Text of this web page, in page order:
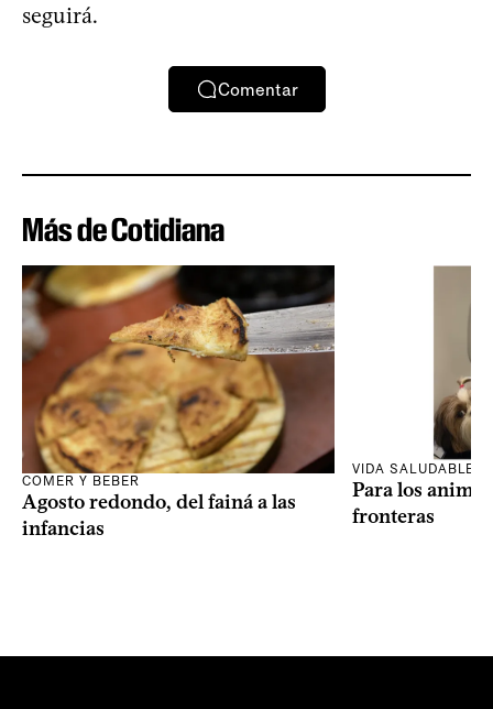
seguirá.
Comentar
Más de Cotidiana
COMER Y BEBER
Agosto redondo, del fainá a las
infancias
VIDA SALUDABLE
Para los
fronteras